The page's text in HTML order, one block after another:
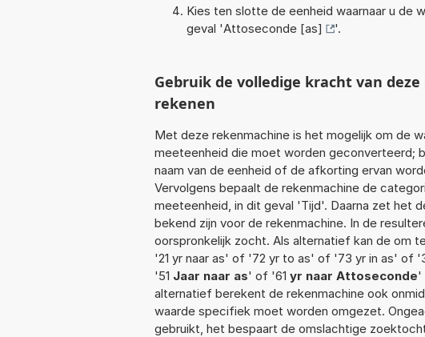
Kies ten slotte de eenheid waarnaar u de
geval 'Attoseconde [as] '.
Gebruik de volledige kracht van
rekenen
Met deze rekenmachine is het mogelijk om de
meeteenheid die moet worden geconverteerd;
naam van de eenheid of de afkorting ervan
Vervolgens bepaalt de rekenmachine de
meeteenheid, in dit geval 'Tijd'. Daarna zet het
bekend zijn voor de rekenmachine. In de
oorspronkelijk zocht. Als alternatief kan de om
'21 yr naar as' of '72 yr to as' of '73 yr in as' of
'51 Jaar naar as' of '61 yr naar Attoseconde'
alternatief berekent de rekenmachine ook
waarde specifiek moet worden omgezet.
gebruikt, het bespaart de omslachtige